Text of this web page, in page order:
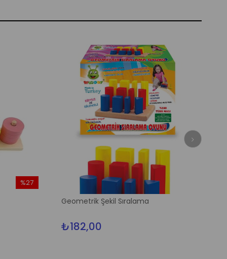
%27
Geometrik Şekil Sıralama
₺182,00